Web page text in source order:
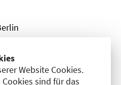
Website Cookies.
sind für das